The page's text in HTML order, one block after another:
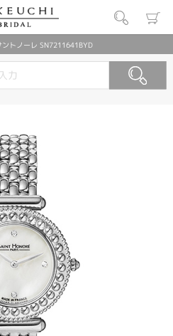
ントノーレ SN7211641BYD